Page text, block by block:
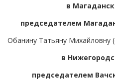
в
председателем
Обанину Татьяну Михайловну
в
председателем